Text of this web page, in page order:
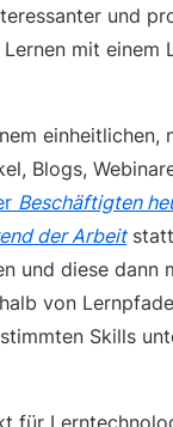
und
mit einem
einheitlichen,
Blogs,
Beschäftigten
der Arbeit
und diese dann
von
Skills
für